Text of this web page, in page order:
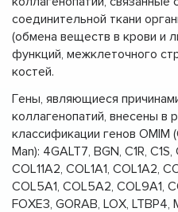
соединительной ткани
(обмена веществ в крови и
функций, межклеточного
костей.
Гены, являющиеся
коллагенопатий, внесены в
классификации генов ОМІМ
Man): 4GALT7, BGN, C1R, C1S,
COL11A2, COL1A1, COL1A2,
COL5A1, COL5A2, COL9A1,
FOXE3, GORAB, LOX, LTBP4,